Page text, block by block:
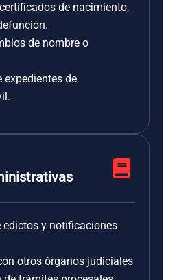
de nacimiento,
de nombre o
de
edictos y notificaciones
otros órganos judiciales